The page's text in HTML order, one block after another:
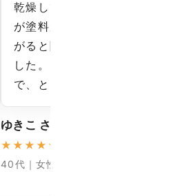
乾燥している時期の方
が塗料がきれいに仕上
がると聞き、秋にしま
した。ツヤ感も均一
で、と…
ゆきこ さん
★ ★ ★ ★ ★
40代｜女性｜坂東市